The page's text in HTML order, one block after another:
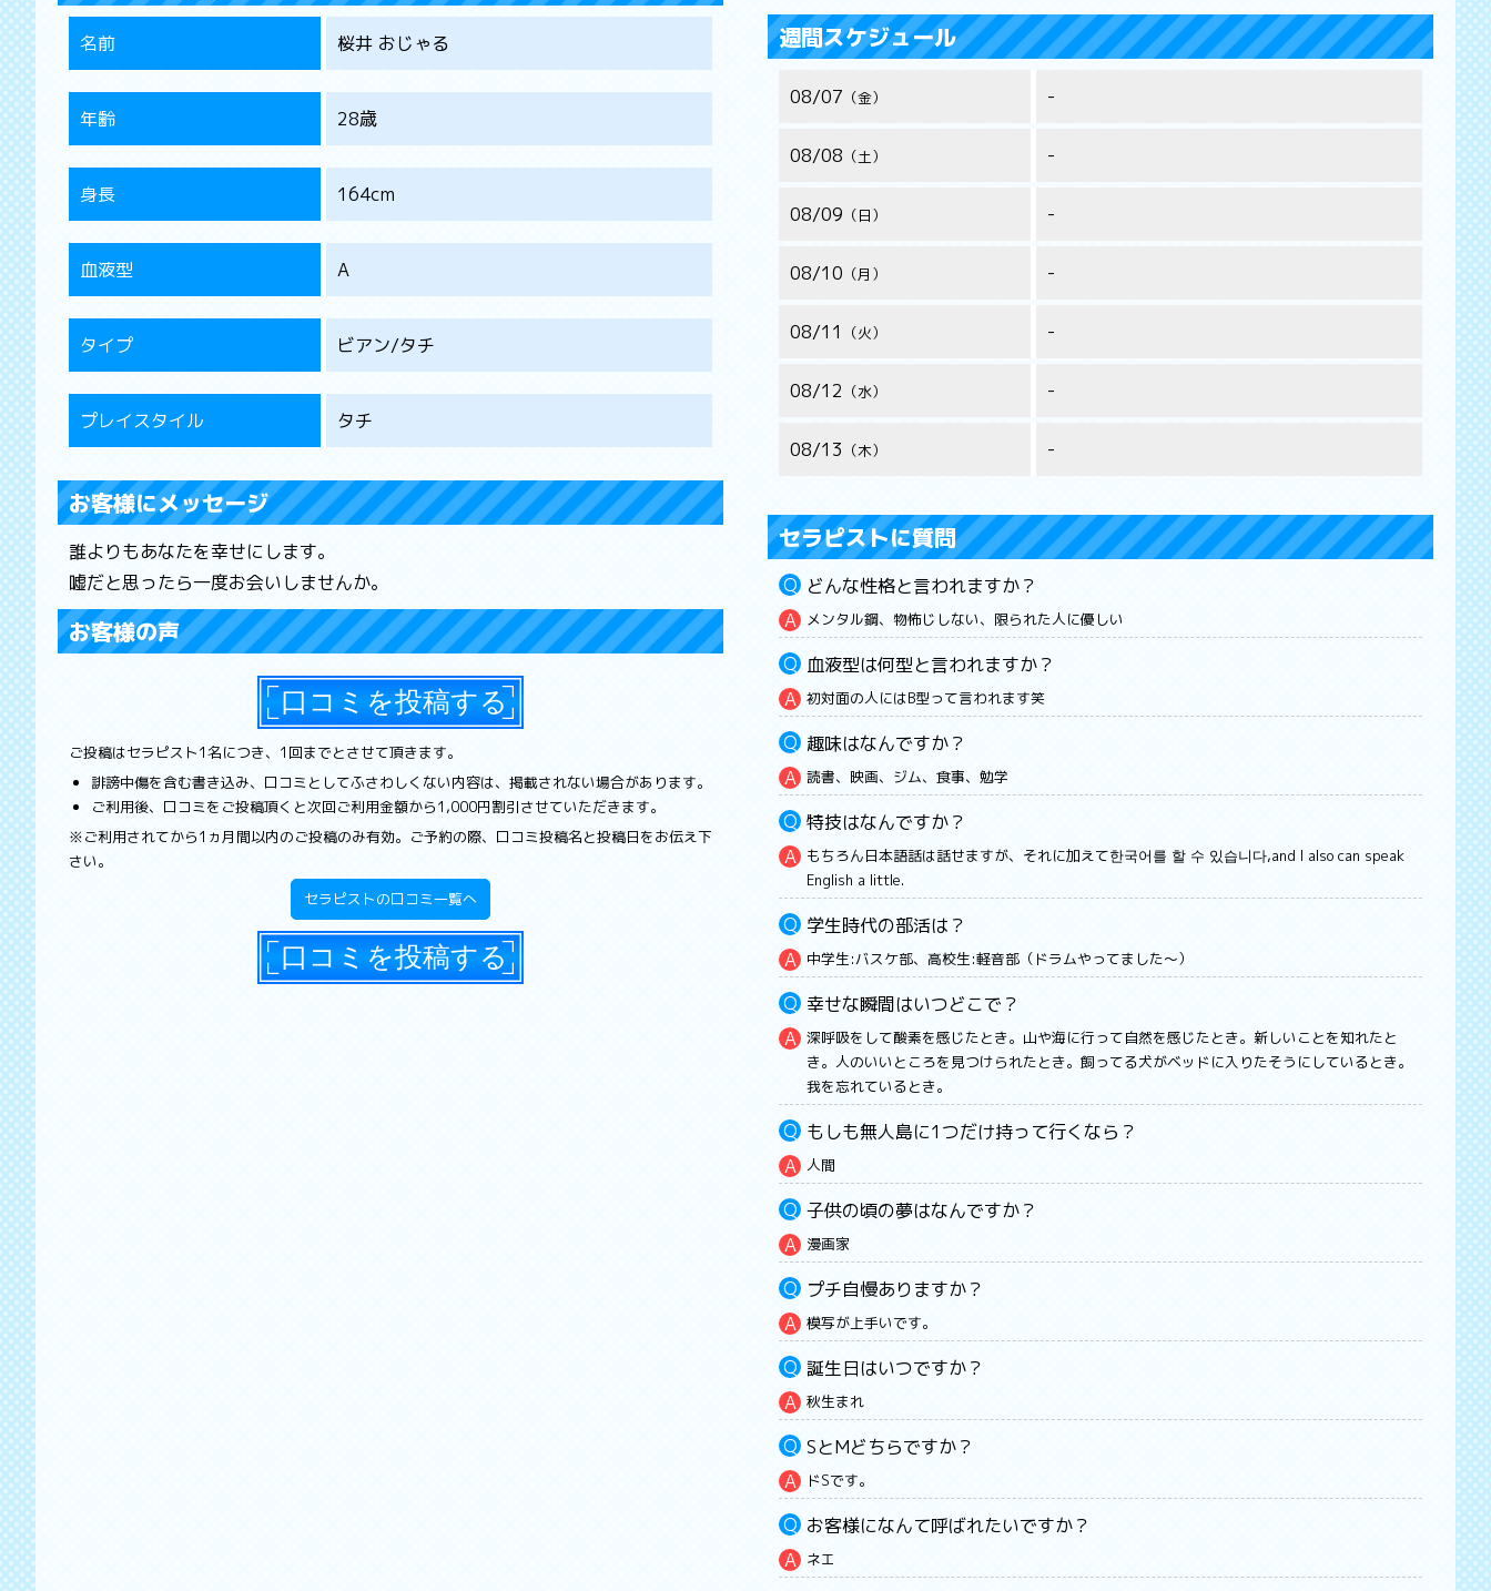
名前 桜井 おじゃる
年齢 28歳
身長 164cm
血液型 A
タイプ ビアン/タチ
プレイスタイル タチ
お客様にメッセージ
誰よりもあなたを幸せにします。
嘘だと思ったら一度お会いしませんか。
お客様の声
ご投稿はセラピスト1名につき、1回までとさせて頂きます。
誹謗中傷を含む書き込み、口コミとしてふさわしくない内容は、掲載されない場合があります。
ご利用後、口コミをご投稿頂くと次回ご利用金額から1,000円割引させていただきます。
※ご利用されてから1ヵ月間以内のご投稿のみ有効。ご予約の際、口コミ投稿名と投稿日をお伝え下
さい。
セラピストの口コミ一覧へ
週間スケジュール
08/07 金 -
08/08 土 -
08/09 日 -
08/10 月 -
08/11 火 -
08/12 水 -
08/13 木 -
セラピストに質問
どんな性格と言われますか？
メンタル鋼、物怖じしない、限られた人に優しい
血液型は何型と言われますか？
初対面の人にはB型って言われます笑
趣味はなんですか？
読書、映画、ジム、食事、勉学
特技はなんですか？
もちろん日本語話は話せますが、それに加えて한국어를 할 수 있습니다,and I also can speak
English a little.
学生時代の部活は？
中学生:バスケ部、高校生:軽音部（ドラムやってました〜）
幸せな瞬間はいつどこで？
深呼吸をして酸素を感じたとき。山や海に行って自然を感じたとき。新しいことを知れたと
き。人のいいところを見つけられたとき。飼ってる犬がベッドに入りたそうにしているとき。
我を忘れているとき。
もしも無人島に1つだけ持って行くなら？
人間
子供の頃の夢はなんですか？
漫画家
プチ自慢ありますか？
模写が上手いです。
誕生日はいつですか？
秋生まれ
SとMどちらですか？
ドSです。
お客様になんて呼ばれたいですか？
ネエ